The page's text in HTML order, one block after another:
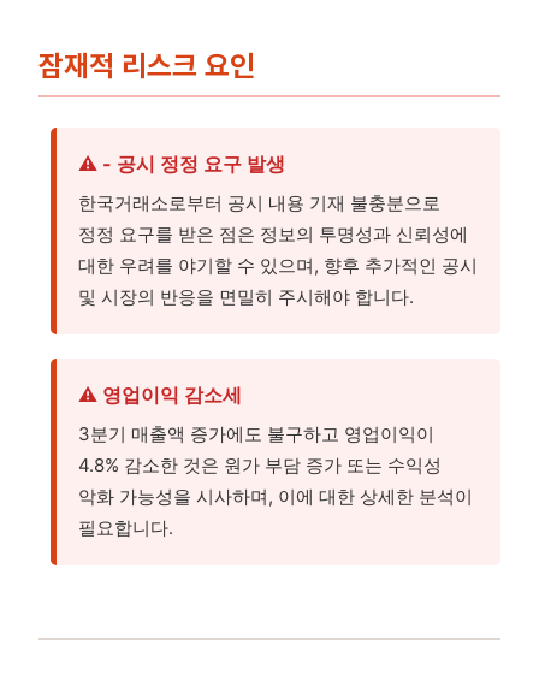
잠재적 리스크 요인
⚠️ - 공시 정정 요구 발생
한국거래소로부터 공시 내용 기재 불충분으로
정정 요구를 받은 점은 정보의 투명성과 신뢰성에
대한 우려를 야기할 수 있으며, 향후 추가적인 공시
및 시장의 반응을 면밀히 주시해야 합니다.
⚠️ 영업이익 감소세
3분기 매출액 증가에도 불구하고 영업이익이
4.8% 감소한 것은 원가 부담 증가 또는 수익성
악화 가능성을 시사하며, 이에 대한 상세한 분석이
필요합니다.